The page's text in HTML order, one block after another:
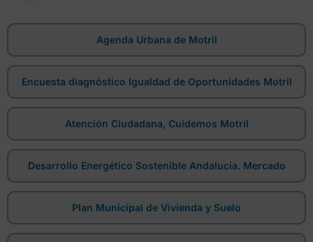
Agenda Urbana de Motril
Encuesta diagnóstico Igualdad de Oportunidades Motril
Atención Ciudadana, Cuidemos Motril
Desarrollo Energético Sostenible Andalucía. Mercado
Plan Municipal de Vivienda y Suelo